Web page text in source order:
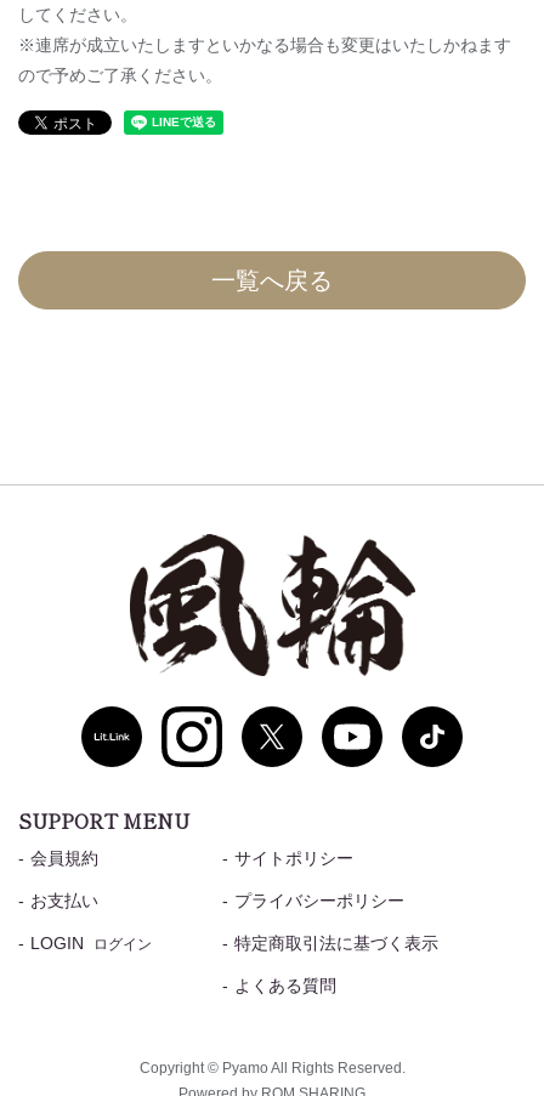
してください。
※連席が成立いたしますといかなる場合も変更はいたしかねます
ので予めご了承ください。
一覧へ戻る
SUPPORT MENU
会員規約
お支払い
LOGIN ログイン
サイトポリシー
プライバシーポリシー
特定商取引法に基づく表示
よくある質問
Copyright © Pyamo All Rights Reserved.